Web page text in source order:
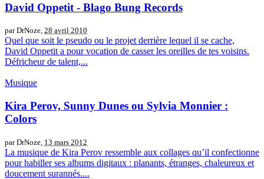
David Oppetit - Blago Bung Records
par DrNoze, 28 avril 2010
Quel que soit le pseudo ou le projet derrière lequel il se cache,
David Oppetit a pour vocation de casser les oreilles de tes voisins.
Défricheur de talent,...
Musique
Kira Perov, Sunny Dunes ou Sylvia Monnier :
Colors
par DrNoze, 13 mars 2012
La musique de Kira Perov ressemble aux collages qu’il confectionne
pour habiller ses albums digitaux : planants, étranges, chaleureux et
doucement surannés....